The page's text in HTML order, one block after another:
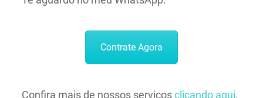
Contrate Agora
Confira mais de nossos serviçosclicando aqui.